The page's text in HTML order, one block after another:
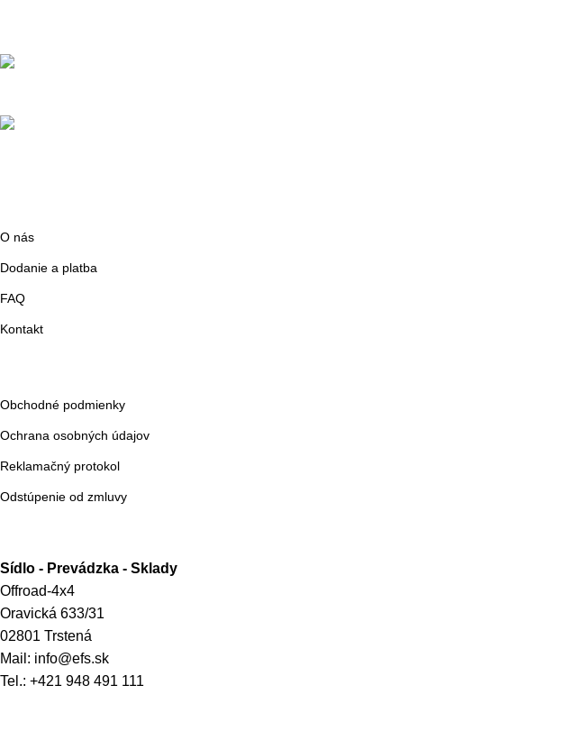
O nás
Dodanie a platba
FAQ
Kontakt
Obchodné podmienky
Ochrana osobných údajov
Reklamačný protokol
Odstúpenie od zmluvy
Sídlo - Prevádzka - Sklady
Offroad-4x4
Oravická 633/31
02801 Trstená
Mail: info@efs.sk
Tel.: +421 948 491 111